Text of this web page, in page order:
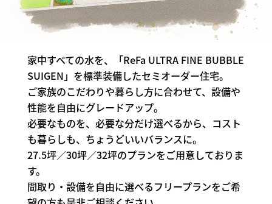
家中すべての水を、「ReFa ULTRA FINE BUBBLE
SUIGEN」を標準装備したセミオーダー住宅。
ご家族のこだわりや暮らし方に合わせて、設備や
性能を自由にグレードアップ。
必要なものを、必要な分だけ選べるから、コスト
も暮らしも、ちょうどいいバランスに。
27.5坪／30坪／32坪のプランをご用意しておりま
す。
間取り・設備を自由に選べるフリープランをご希